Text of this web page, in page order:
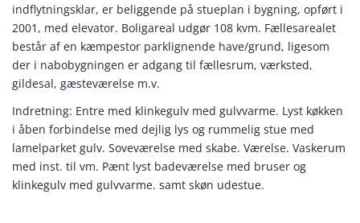
indflytningsklar, er beliggende på stueplan i bygning, opført i
2001, med elevator. Boligareal udgør 108 kvm. Fællesarealet
består af en kæmpestor parklignende have/grund, ligesom
der i nabobygningen er adgang til fællesrum, værksted,
gildesal, gæsteværelse m.v.
Indretning: Entre med klinkegulv med gulvvarme. Lyst køkken
i åben forbindelse med dejlig lys og rummelig stue med
lamelparket gulv. Soveværelse med skabe. Værelse. Vaskerum
med inst. til vm. Pænt lyst badeværelse med bruser og
klinkegulv med gulvvarme. samt skøn udestue.